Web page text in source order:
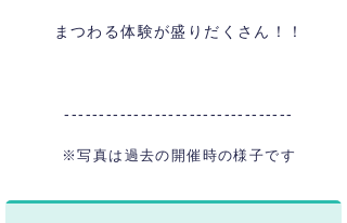
まつわる体験が盛りだくさん！！
---------------------------------
※写真は過去の開催時の様子です